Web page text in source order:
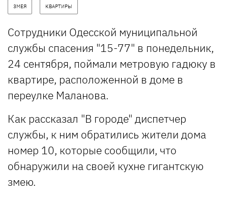
ЗМЕЯ КВАРТИРЫ
Сотрудники Одесской муниципальной
службы спасения "15-77" в понедельник,
24 сентября, поймали метровую гадюку в
квартире, расположенной в доме в
переулке Маланова.
Как рассказал "В городе" диспетчер
службы, к ним обратились жители дома
номер 10, которые сообщили, что
обнаружили на своей кухне гигантскую
змею.